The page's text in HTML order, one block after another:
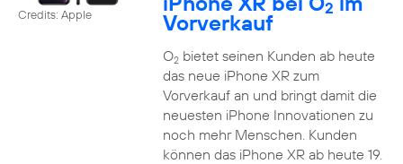
Credits: Apple 2
Vorverkauf
O2bietet seinen Kunden ab heute
das neue iPhone XR zum
Vorverkauf an und bringt damit die
neuesten iPhone Innovationen zu
noch mehr Menschen. Kunden
können das iPhone XR ab heute 19.